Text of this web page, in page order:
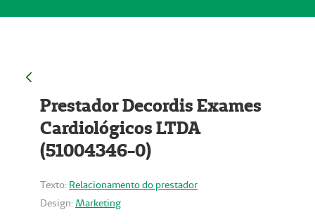
Prestador Decordis Exames
Cardiológicos LTDA
(51004346-0)
Texto: Relacionamento do prestador
Design: Marketing